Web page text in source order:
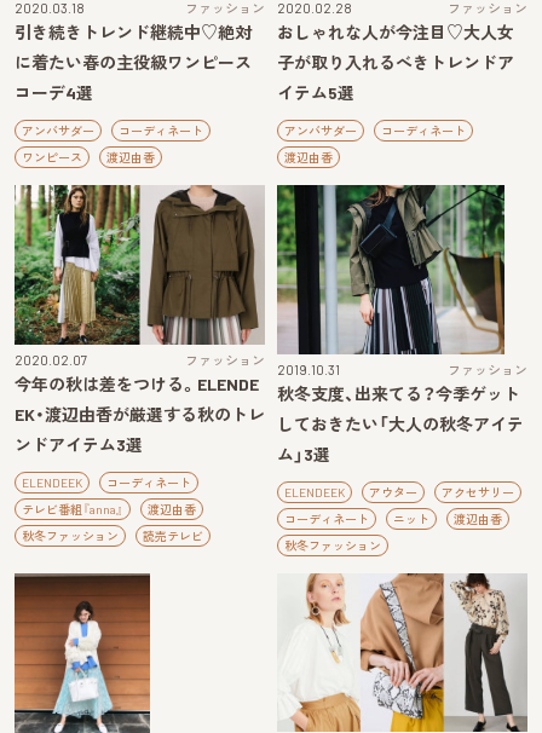
2020.03.18 ファッション
引き続きトレンド継続中♡絶対
に着たい春の主役級ワンピース
コーデ4選
アンバサダー
コーディネート
ワンピース
渡辺由香
2020.02.28 ファッション
おしゃれな人が今注目♡大人女
子が取り入れるべきトレンドア
イテム5選
アンバサダー
コーディネート
渡辺由香
2020.02.07 ファッション
今年の秋は差をつける。ELENDE
EK・渡辺由香が厳選する秋のトレ
ンドアイテム3選
ELENDEEK
コーディネート
テレビ番組『anna』
渡辺由香
秋冬ファッション
読売テレビ
2019.10.31 ファッション
秋冬支度、出来てる？今季ゲット
しておきたい「大人の秋冬アイテ
ム」3選
ELENDEEK アウター
アクセサリー
コーディネート
ニット
渡辺由香
秋冬ファッション